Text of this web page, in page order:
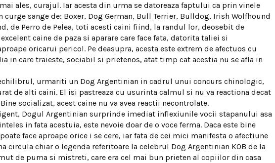
ales, curajul. Iar acesta din urma se datoreaza faptului ca prin vinele
sange de: Boxer, Dog German, Bull Terrier, Bulldog, Irish Wolfhound
de Perro de Pelea, toti acesti caini fiind, la randul lor, deosebit de
caine de paza si aparare care face fata, datorita taliei si
oricarui pericol. Pe deasupra, acesta este extrem de afectuos cu
in care traieste, sociabil si prietenos, atat timp cat acestia nu se afla in
urmariti un Dog Argentinian in cadrul unui concurs chinologic,
de alti caini. El isi pastreaza cu usurinta calmul si nu va reactiona decat
socializat, acest caine nu va avea reactii necontrolate.
Dogul Argentinian surprinde imediat inflexiunile vocii stapanului asa
in fata acestuia, este nevoie doar de o voce ferma. Daca este bine
face aproape orice i se cere, iar fata de cei mici manifesta o afectiune
circula chiar o legenda referitoare la celebrul Dog Argentinian KOB de la
de puma si mistreti, care era cel mai bun prieten al copiilor din casa